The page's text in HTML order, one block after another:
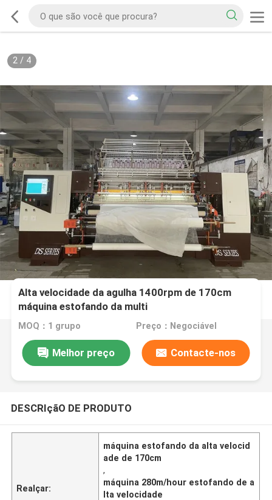
2/ 4
Alta velocidade da agulha 1400rpm de 170cm
máquina estofando da multi
MOQ：1 grupo Preço：Negociável
Melhor preço Contacte-nos
DESCRIçãO DE PRODUTO
Realçar:
máquina estofando da alta velocid
ade de 170cm
,
máquina 280m/hour estofando de a
lta velocidade